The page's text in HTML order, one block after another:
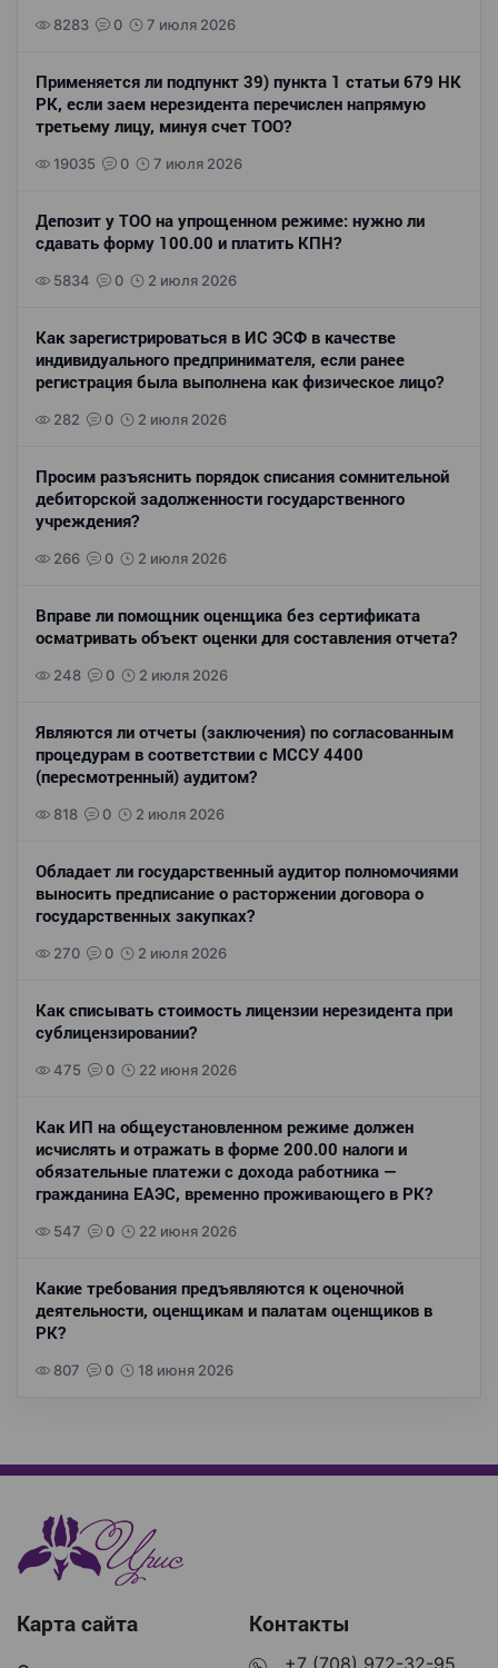
8283 0 7 июля 2026
Применяется ли подпункт 39) пункта 1 статьи 679 НК
РК, если заем нерезидента перечислен напрямую
третьему лицу, минуя счет ТОО?
19035 0 7 июля 2026
Депозит у ТОО на упрощенном режиме: нужно ли
сдавать форму 100.00 и платить КПН?
5834 0 2 июля 2026
Как зарегистрироваться в ИС ЭСФ в качестве
индивидуального предпринимателя, если ранее
регистрация была выполнена как физическое лицо?
282 0 2 июля 2026
Просим разъяснить порядок списания сомнительной
дебиторской задолженности государственного
учреждения?
266 0 2 июля 2026
Вправе ли помощник оценщика без сертификата
осматривать объект оценки для составления отчета?
248 0 2 июля 2026
Являются ли отчеты (заключения) по согласованным
процедурам в соответствии с МССУ 4400
(пересмотренный) аудитом?
818 0 2 июля 2026
Обладает ли государственный аудитор полномочиями
выносить предписание о расторжении договора о
государственных закупках?
270 0 2 июля 2026
Как списывать стоимость лицензии нерезидента при
сублицензировании?
475 0 22 июня 2026
Как ИП на общеустановленном режиме должен
исчислять и отражать в форме 200.00 налоги и
обязательные платежи с дохода работника —
гражданина ЕАЭС, временно проживающего в РК?
547 0 22 июня 2026
Какие требования предъявляются к оценочной
деятельности, оценщикам и палатам оценщиков в
РК?
807 0 18 июня 2026
Карта сайта Контакты